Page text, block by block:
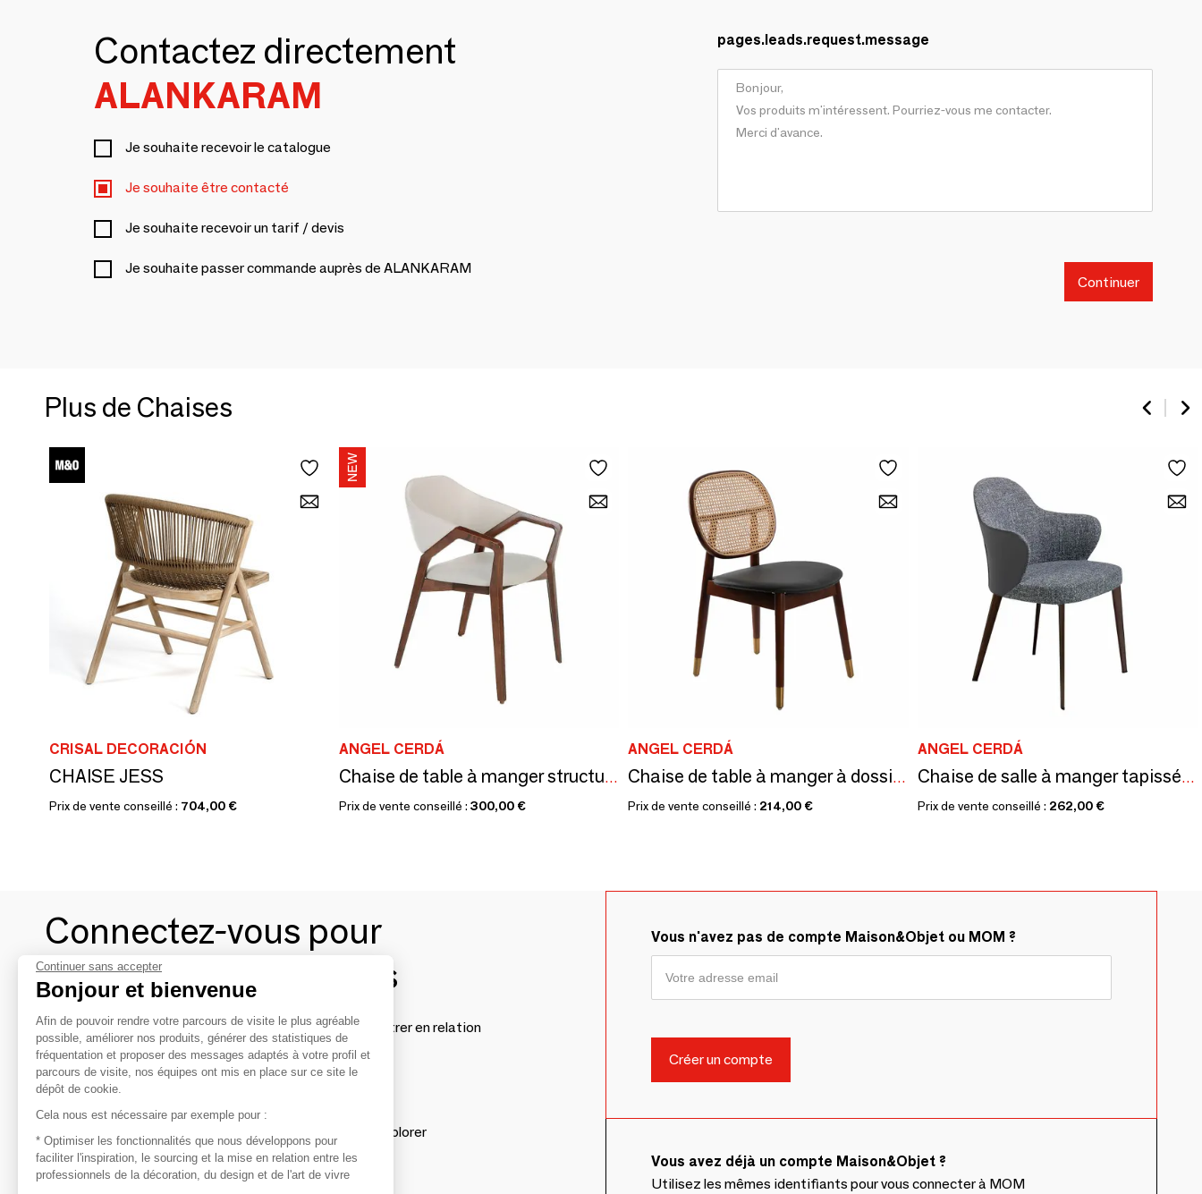
Contactez directement
ALANKARAM
Je souhaite recevoir le catalogue
Je souhaite être contacté
Je souhaite recevoir un tarif / devis
Je souhaite passer commande auprès de ALANKARAM
pages.leads.request.message
Continuer
Plus de Chaises
CRISAL DECORACIÓN
CHAISE JESS
Prix de vente conseillé : 704,00 €
ANGEL CERDÁ
Chaise de table à manger structure en noyer
Prix de vente conseillé : 300,00 €
ANGEL CERDÁ
Chaise de table à manger à dossier rond en rotin
Prix de vente conseillé : 214,00 €
ANGEL CERDÁ
Chaise de salle à manger tapissée en similicuir et tissu
Prix de vente conseillé : 262,00 €
Connectez-vous pour
contacter les marques
Afin de profiter au mieux de l'expérience MOM et de rentrer en relation
avec vos marques préférées, créez-vous un compte.
Découvrir
Les produits de milliers de fournisseurs à explorer
S'inspirer
Vous n'avez pas de compte Maison&Objet ou MOM ?
Vous avez déjà un compte Maison&Objet ?
Utilisez les mêmes identifiants pour vous connecter à MOM
Continuer sans accepter
Bonjour et bienvenue
Afin de pouvoir rendre votre parcours de visite le plus agréable
possible, améliorer nos produits, générer des statistiques de
fréquentation et proposer des messages adaptés à votre profil et
parcours de visite, nos équipes ont mis en place sur ce site le
dépôt de cookie.
Cela nous est nécessaire par exemple pour :
* Optimiser les fonctionnalités que nous développons pour
faciliter l'inspiration, le sourcing et la mise en relation entre les
professionnels de la décoration, du design et de l'art de vivre